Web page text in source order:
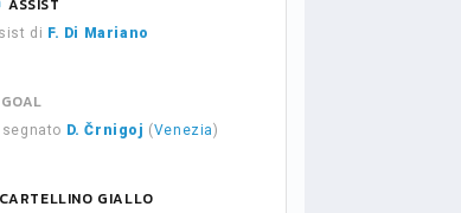
ASSIST
di F. Di Mariano
GOAL
segnato D. Črnigoj (Venezia)
CARTELLINO GIALLO